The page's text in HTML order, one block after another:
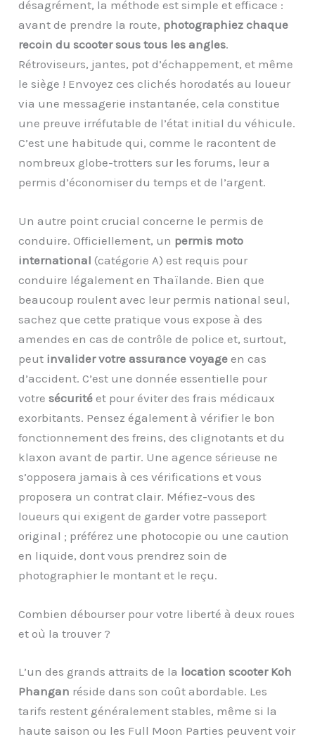
désagrément, la méthode est simple et efficace :
avant de prendre la route, photographiez chaque
recoin du scooter sous tous les angles.
Rétroviseurs, jantes, pot d’échappement, et même
le siège ! Envoyez ces clichés horodatés au loueur
via une messagerie instantanée, cela constitue
une preuve irréfutable de l’état initial du véhicule.
C’est une habitude qui, comme le racontent de
nombreux globe-trotters sur les forums, leur a
permis d’économiser du temps et de l’argent.
Un autre point crucial concerne le permis de
conduire. Officiellement, un permis moto
international (catégorie A) est requis pour
conduire légalement en Thaïlande. Bien que
beaucoup roulent avec leur permis national seul,
sachez que cette pratique vous expose à des
amendes en cas de contrôle de police et, surtout,
peut invalider votre assurance voyage en cas
d’accident. C’est une donnée essentielle pour
votresécurité et pour éviter des frais médicaux
exorbitants. Pensez également à vérifier le bon
fonctionnement des freins, des clignotants et du
klaxon avant de partir. Une agence sérieuse ne
s’opposera jamais à ces vérifications et vous
proposera un contrat clair. Méfiez-vous des
loueurs qui exigent de garder votre passeport
original ; préférez une photocopie ou une caution
en liquide, dont vous prendrez soin de
photographier le montant et le reçu.
Combien débourser pour votre liberté à deux roues
et où la trouver ?
L’un des grands attraits de la location scooter Koh
Phangan réside dans son coût abordable. Les
tarifs restent généralement stables, même si la
haute saison ou les Full Moon Parties peuvent voir